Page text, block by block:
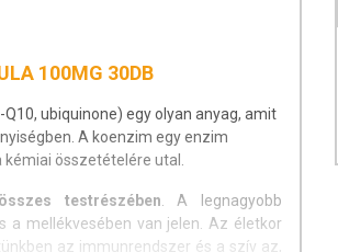
100MG 30DB
ubiquinone) egy olyan anyag, amit
A koenzim egy enzim
összetételére utal.
testrészében . A legnagyobb
a mellékvesében van jelen. Az életkor
az immunrendszer és a szív az,